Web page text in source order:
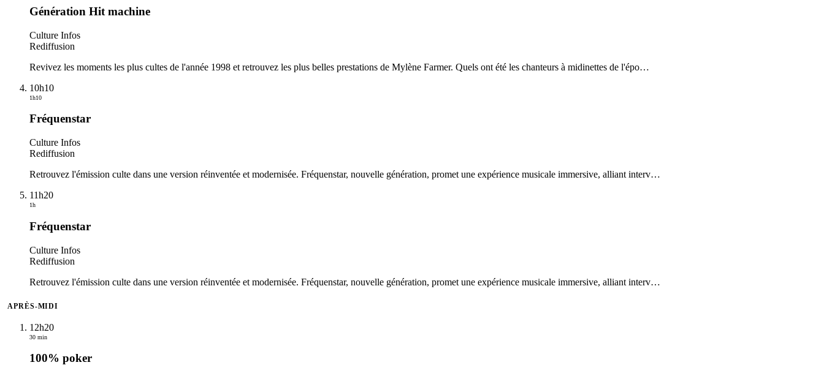
Génération Hit machine
Culture Infos
Rediffusion
Revivez les moments les plus cultes de l'année 1998 et retrouvez les plus belles prestations de Mylène Farmer. Quels ont été les chanteurs à midinettes de l'épo…
10h10
1h10
Fréquenstar
Culture Infos
Rediffusion
Retrouvez l'émission culte dans une version réinventée et modernisée. Fréquenstar, nouvelle génération, promet une expérience musicale immersive, alliant interv…
11h20
1h
Fréquenstar
Culture Infos
Rediffusion
Retrouvez l'émission culte dans une version réinventée et modernisée. Fréquenstar, nouvelle génération, promet une expérience musicale immersive, alliant interv…
APRÈS-MIDI
12h20
30 min
100% poker